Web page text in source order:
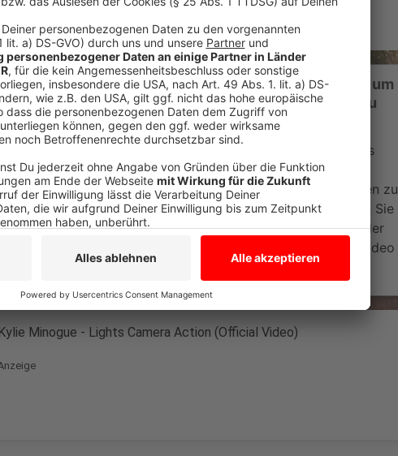
Wir benötigen Ihre Zustimmung, um
den YouTube Video-Service zu
laden!
Wir verwenden einen Service eines
Drittanbieters, um Videoinhalte
einzubetten. Dieser Service kann Daten zu
Ihren Aktivitäten sammeln. Bitte lesen Sie
die Details durch und stimmen Sie der
Nutzung des Service zu, um dieses Video
anzusehen.
Mehr Informationen
Akzeptieren
Kylie Minogue - Lights Camera Action (Official Video)